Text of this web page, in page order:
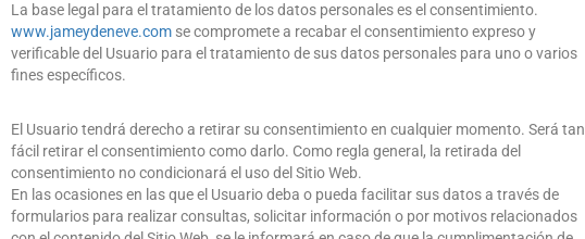
La base legal para el tratamiento de los datos personales es el consentimiento.
www.jameydeneve.com se compromete a recabar el consentimiento expreso y
verificable del Usuario para el tratamiento de sus datos personales para uno o varios
fines específicos.
El Usuario tendrá derecho a retirar su consentimiento en cualquier momento. Será tan
fácil retirar el consentimiento como darlo. Como regla general, la retirada del
consentimiento no condicionará el uso del Sitio Web.
En las ocasiones en las que el Usuario deba o pueda facilitar sus datos a través de
formularios para realizar consultas, solicitar información o por motivos relacionados